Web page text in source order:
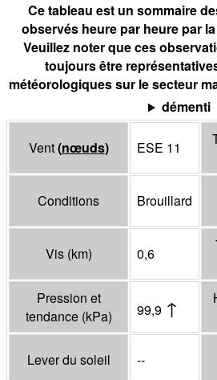
Ce tableau est un sommaire
observés heure par heure par
Veuillez noter que ces
toujours être
météorologiques sur le secteur
démenti
Vent(nœuds) ESE 11
Conditions Brouillard
Vis (km) 0,6
Pression et
tendance (kPa) 99,9 ↑
Lever du soleil --